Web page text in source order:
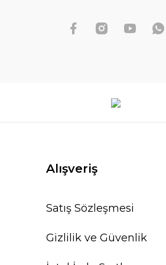
Alışveriş
Satış Sözleşmesi
Gizlilik ve Güvenlik